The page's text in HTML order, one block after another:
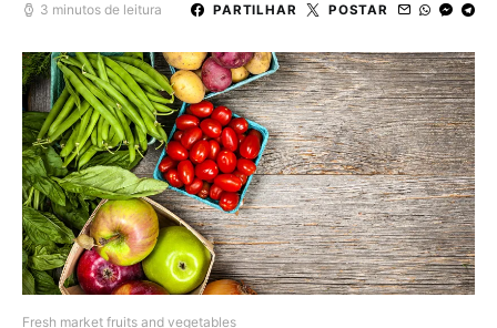
3 minutos de leitura PARTILHAR POSTAR
Fresh market fruits and vegetables